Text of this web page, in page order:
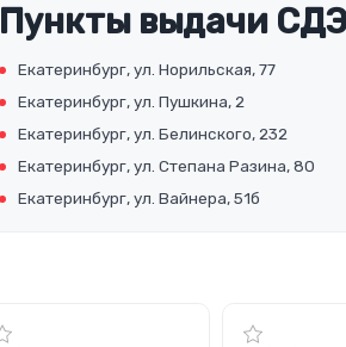
Пункты выдачи
Екатеринбург, ул. Норильская, 77
Екатеринбург, ул. Пушкина, 2
Екатеринбург, ул. Белинского, 232
Екатеринбург, ул. Степана Разина, 80
Екатеринбург, ул. Вайнера, 51б